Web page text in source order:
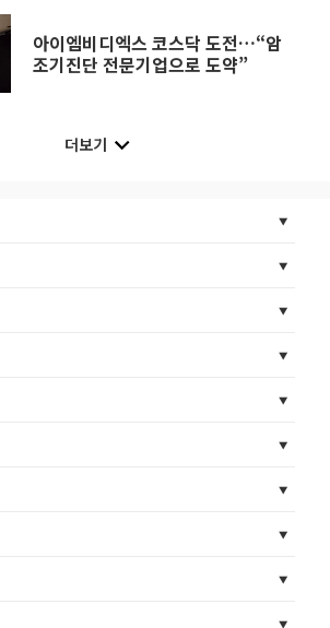
아이엠비디엑스 코스닥 도전…“암
조기진단 전문기업으로 도약”
더보기